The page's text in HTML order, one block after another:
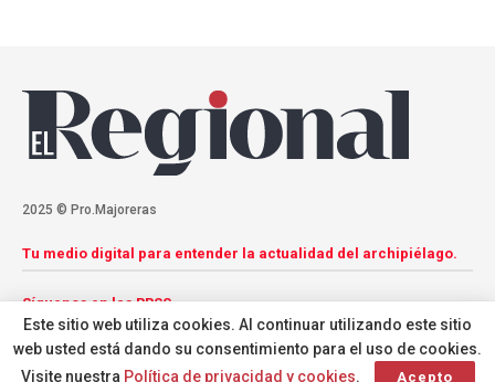
2025 © Pro.Majoreras
Tu medio digital para entender la actualidad del archipiélago.
Síguenos en las RRSS
Este sitio web utiliza cookies. Al continuar utilizando este sitio
web usted está dando su consentimiento para el uso de cookies.
Visite nuestra Política de privacidad y cookies. Acepto